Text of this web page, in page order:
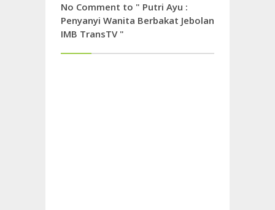
No Comment to " Putri Ayu :
Penyanyi Wanita Berbakat Jebolan
IMB TransTV "